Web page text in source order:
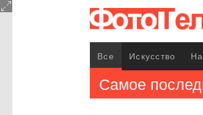
Все Искусство
Самое